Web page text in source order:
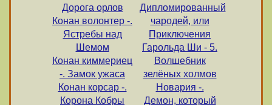
Дорога орлов
Конан волонтер -.
Ястребы над
Шемом
Конан киммериец
-. Замок ужаса
Конан корсар -.
Корона Кобры
Дипломированный
чародей, или
Приключения
Гарольда Ши - 5.
Волшебник
зелёных холмов
Новария -.
Демон, который